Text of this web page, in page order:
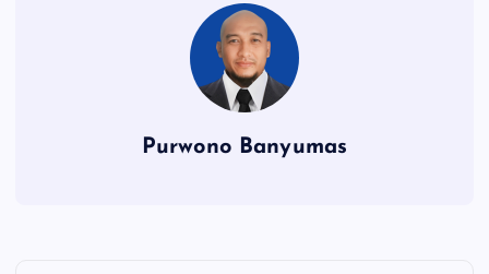
Purwono Banyumas